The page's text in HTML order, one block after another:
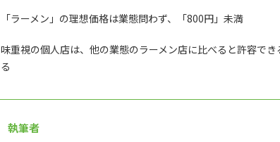
「ラーメン」の理想価格は業態問わず、「800円」未満
味重視の個人店は、他の業態のラーメン店に比べると許容で
る
執筆者